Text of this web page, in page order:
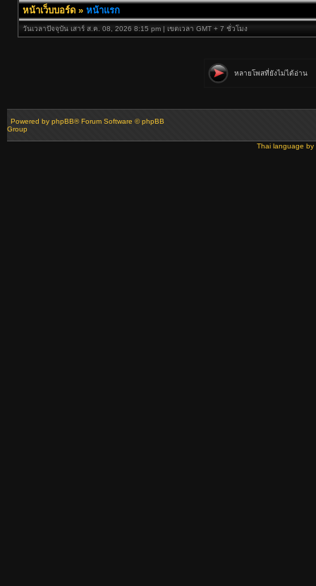
หน้าเว็บบอร์ด » หน้าแรก
วันเวลาปัจจุบัน เสาร์ ส.ค. 08, 2026 8:15 pm | เขตเวลา GMT + 7 ชั่วโมง
หลายโพสที่ยังไม่ได้อ่าน
Powered by phpBB® Forum Software © phpBB
Group
Thai language by